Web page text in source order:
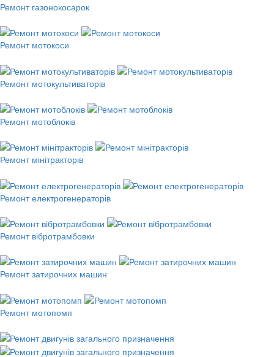
Ремонт газонокосарок
Ремонт мотокоси
Ремонт мотокультиваторів
Ремонт мотоблоків
Ремонт мінітракторів
Ремонт електрогенераторів
Ремонт вібротрамбовки
Ремонт затирочних машин
Ремонт мотопомп